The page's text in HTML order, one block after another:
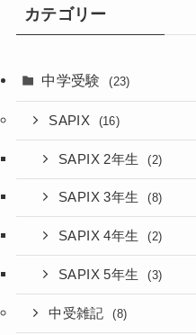
カテゴリー
中学受験 (23)
SAPIX (16)
SAPIX 2年生 (2)
SAPIX 3年生 (8)
SAPIX 4年生 (2)
SAPIX 5年生 (3)
中受雑記 (8)